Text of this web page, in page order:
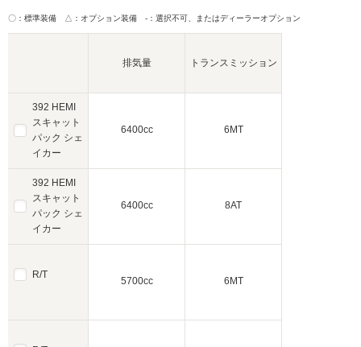
〇：標準装備 △：オプション装備 -：選択不可、またはディーラーオプション
392 HEMI
スキャット
パック シェ
イカー
392 HEMI
スキャット
パック シェ
イカー
R/T
排気量 トランスミッション
6400cc 6MT
6400cc 8AT
5700cc 6MT